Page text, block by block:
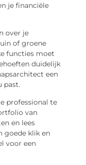
je financiële
over je
of groene
functies moet
duidelijk
een
past.
professional te
van
en lees
goede klik en
voor een